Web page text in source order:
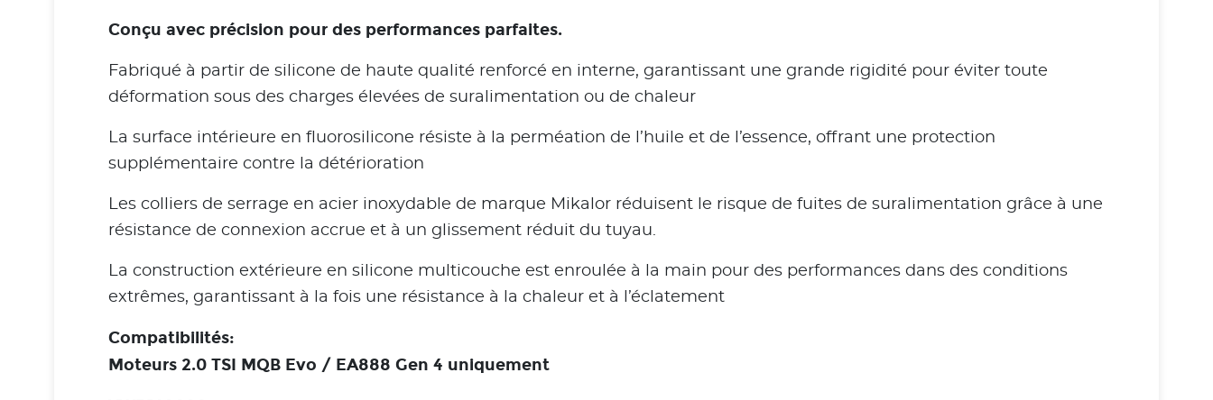
Conçu avec précision pour des performances parfaites.
Fabriqué à partir de silicone de haute qualité renforcé en interne, garantissant une grande rigidité pour éviter toute
déformation sous des charges élevées de suralimentation ou de chaleur
La surface intérieure en fluorosilicone résiste à la perméation de l’huile et de l’essence, offrant une protection
supplémentaire contre la détérioration
Les colliers de serrage en acier inoxydable de marque Mikalor réduisent le risque de fuites de suralimentation grâce à une
résistance de connexion accrue et à un glissement réduit du tuyau.
La construction extérieure en silicone multicouche est enroulée à la main pour des performances dans des conditions
extrêmes, garantissant à la fois une résistance à la chaleur et à l’éclatement
Compatibilités:
Moteurs 2.0 TSI MQB Evo / EA888 Gen 4 uniquement